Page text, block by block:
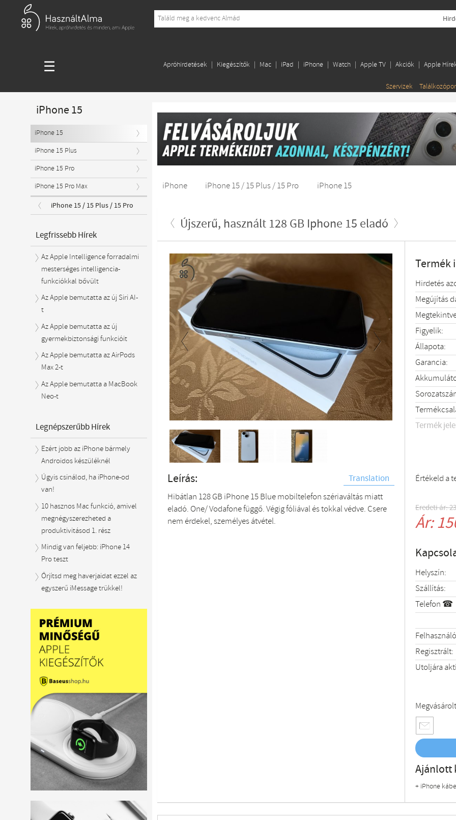
☰ Apróhirdetések Kiegészítők Mac iPad iPhone Watch Apple TV Akciók Apple
Szervizek
iPhone iPhone 15 / 15 Plus / 15 Pro iPhone 15
Újszerű, használt 128 GB Iphone 15 eladó
Previous Next
Leírás:
Translation
Hibátlan 128 GB iPhone 15 Blue mobiltelefon szériaváltás miatt
eladó. One/ Vodafone függő. Végig fóliával és tokkal védve. Csere
nem érdekel, személyes átvétel.
Termék
Hirdetés
Megújítás
Figyelik:
Állapota:
Garancia:
Termék
Értékeld a
Eredeti ár:
Ár:
Helyszín:
Szállítás:
Telefon ☎
Regisztrált:
Utoljára
Ajánlott
+ iPhone
iPhone 15
iPhone 15
iPhone 15 Plus
iPhone 15 Pro
iPhone 15 Pro Max
iPhone 15 / 15 Plus / 15 Pro
Legfrissebb Hírek
Az Apple Intelligence forradalmi
mesterséges intelligencia-
funkciókkal bővült
Az Apple bemutatta az új Siri AI-
t
Az Apple bemutatta az új
gyermekbiztonsági funkcióit
Az Apple bemutatta az AirPods
Max 2-t
Az Apple bemutatta a MacBook
Neo-t
Legnépszerűbb Hírek
Ezért jobb az iPhone bármely
Androidos készüléknél
Úgyis csinálod, ha iPhone-od
van!
10 hasznos Mac funkció, amivel
megnégyszerezheted a
produktivitásod 1. rész
Mindig van feljebb: iPhone 14
Pro teszt
Őrjítsd meg haverjaidat ezzel az
egyszerű iMessage trükkel!